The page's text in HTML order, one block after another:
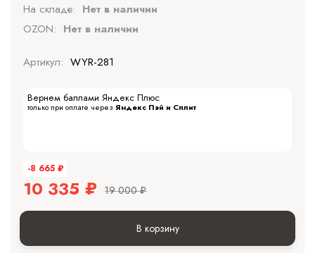
На складе: Нет в наличии
OZON: Нет в наличии
Артикул: WYR-281
Вернем баллами Яндекс Плюс
только при оплате через Яндекс Пэй и Сплит
-8 665 ₽
10 335 ₽ 19 000 ₽
В корзину